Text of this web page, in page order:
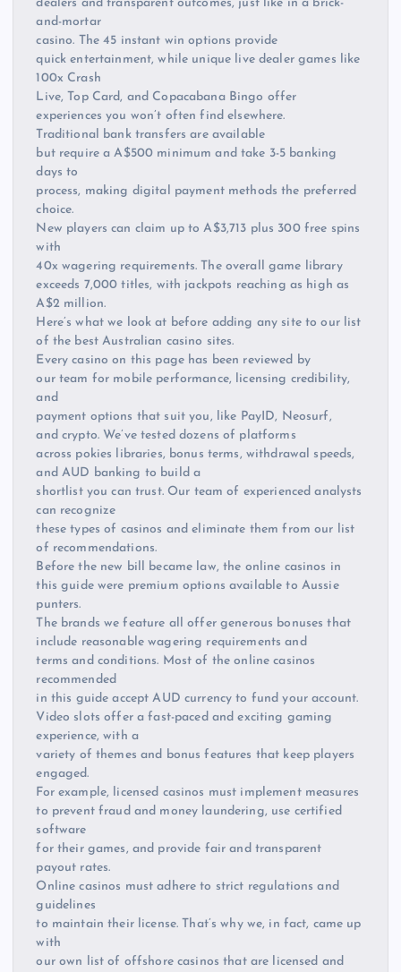
dealers and transparent outcomes, just like in a brick-
and-mortar
casino. The 45 instant win options provide
quick entertainment, while unique live dealer games like
100x Crash
Live, Top Card, and Copacabana Bingo offer
experiences you won’t often find elsewhere.
Traditional bank transfers are available
but require a A$500 minimum and take 3-5 banking
days to
process, making digital payment methods the preferred
choice.
New players can claim up to A$3,713 plus 300 free spins
with
40x wagering requirements. The overall game library
exceeds 7,000 titles, with jackpots reaching as high as
A$2 million.
Here’s what we look at before adding any site to our list
of the best Australian casino sites.
Every casino on this page has been reviewed by
our team for mobile performance, licensing credibility,
and
payment options that suit you, like PayID, Neosurf,
and crypto. We’ve tested dozens of platforms
across pokies libraries, bonus terms, withdrawal speeds,
and AUD banking to build a
shortlist you can trust. Our team of experienced analysts
can recognize
these types of casinos and eliminate them from our list
of recommendations.
Before the new bill became law, the online casinos in
this guide were premium options available to Aussie
punters.
The brands we feature all offer generous bonuses that
include reasonable wagering requirements and
terms and conditions. Most of the online casinos
recommended
in this guide accept AUD currency to fund your account.
Video slots offer a fast-paced and exciting gaming
experience, with a
variety of themes and bonus features that keep players
engaged.
For example, licensed casinos must implement measures
to prevent fraud and money laundering, use certified
software
for their games, and provide fair and transparent
payout rates.
Online casinos must adhere to strict regulations and
guidelines
to maintain their license. That’s why we, in fact, came up
with
our own list of offshore casinos that are licensed and